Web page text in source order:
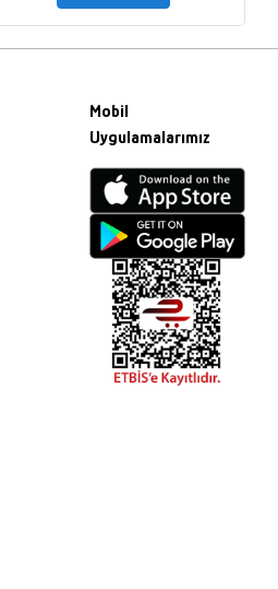
Mobil
Uygulamalarımız